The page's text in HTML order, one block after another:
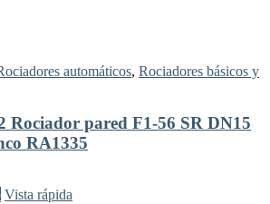
automáticos, Rociadores básicos y
Rociador pared F1-56 SR DN15
RA1335
Vista rápida